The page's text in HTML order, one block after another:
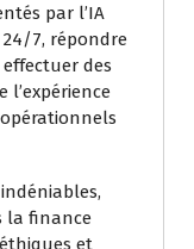
par l’IA
7, répondre
des
l’expérience
la finance
et